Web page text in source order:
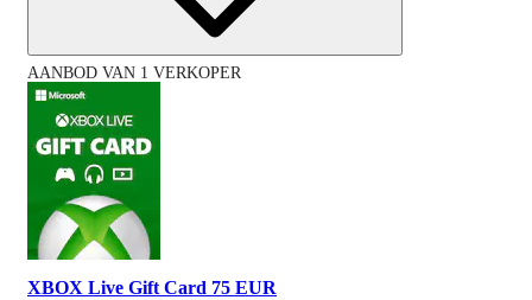
AANBOD VAN 1 VERKOPER
XBOX Live Gift Card 75 EUR